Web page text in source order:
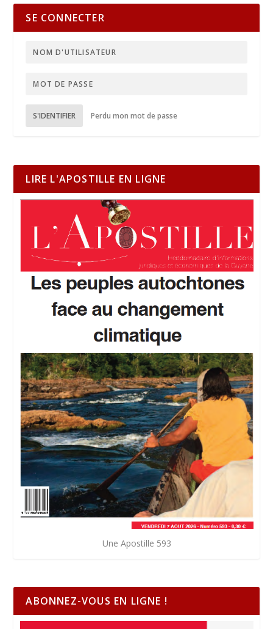
SE CONNECTER
S'IDENTIFIER Perdu mon mot de passe
LIRE L'APOSTILLE EN LIGNE
Une Apostille 593
ABONNEZ-VOUS EN LIGNE !